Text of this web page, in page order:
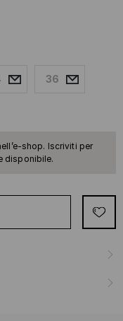
36
shop. Iscriviti per
disponibile.